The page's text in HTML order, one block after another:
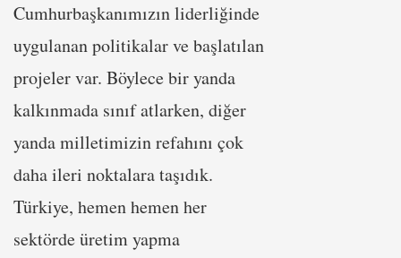
Cumhurbaşkanımızın liderliğinde
uygulanan politikalar ve başlatılan
projeler var. Böylece bir yanda
kalkınmada sınıf atlarken, diğer
yanda milletimizin refahını çok
daha ileri noktalara taşıdık.
Türkiye, hemen hemen her
sektörde üretim yapma